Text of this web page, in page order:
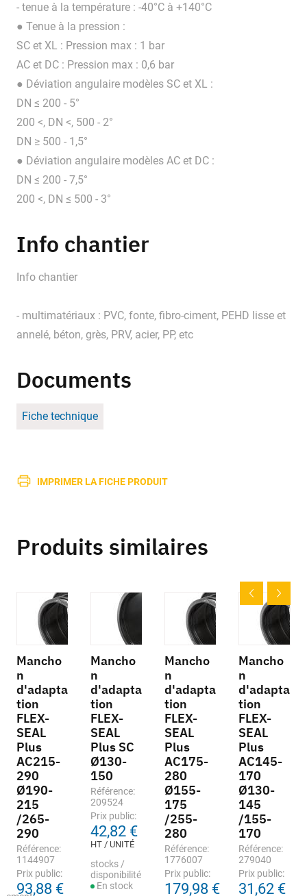
- tenue à la température : -40°C à +140°C
● Tenue à la pression :
SC et XL : Pression max : 1 bar
AC et DC : Pression max : 0,6 bar
● Déviation angulaire modèles SC et XL :
DN ≤ 200 - 5°
200 <, DN <, 500 - 2°
DN ≥ 500 - 1,5°
● Déviation angulaire modèles AC et DC :
DN ≤ 200 - 7,5°
200 <, DN ≤ 500 - 3°
Info chantier
Info chantier
- multimatériaux : PVC, fonte, fibro-ciment, PEHD lisse et
annelé, béton, grès, PRV, acier, PP, etc
Documents
Fiche technique
IMPRIMER LA FICHE PRODUIT
Produits similaires
Mancho
n
d'adapta
tion
FLEX-
SEAL
Plus
AC215-
290
Ø190-
215
/265-
290
Référence:
1144907
Prix public:
93,88 €
Mancho
n
d'adapta
tion
FLEX-
SEAL
Plus SC
Ø130-
150
Référence:
209524
Prix public:
42,82 €
HT / UNITÉ
stocks /
disponibilité
En stock
Mancho
n
d'adapta
tion
FLEX-
SEAL
Plus
AC175-
280
Ø155-
175
/255-
280
Référence:
1776007
Prix public:
179,98 €
Mancho
n
d'adapta
tion
FLEX-
SEAL
Plus
AC145-
170
Ø130-
145
/155-
170
Référence:
279040
Prix public:
31,62 €